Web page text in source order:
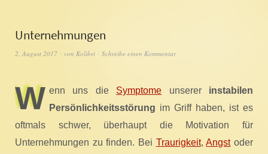
Unternehmungen
2. August 2017 von Kolibri Schreibe einen Kommentar
W enn uns die Symptome unserer instabilen
Persönlichkeitsstörung im Griff haben, ist es
oftmals schwer, überhaupt die Motivation für
Unternehmungen zu finden. Bei Traurigkeit,Angstoder